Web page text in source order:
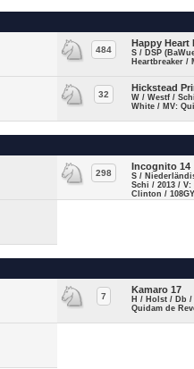
484
Happy Heart
S / DSP
Heartbreaker /
32
Hickstead
W / Westf /
White / MV:
298
Incognito 14
S /
Schi / 2013 /
Clinton /
7
Kamaro 17
H / Holst / Db /
Quidam de